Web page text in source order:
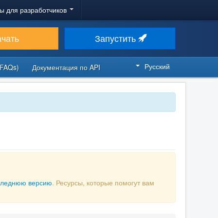
для разработчиков
Запустить
Документация по API Русский
версию. Ресурсы, которые помогут вам